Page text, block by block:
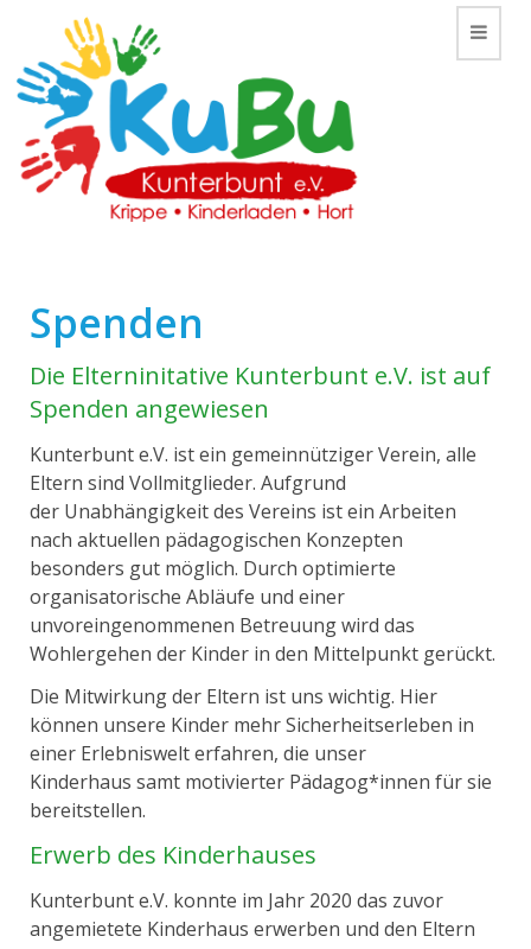
Spenden
Die Elterninitative Kunterbunt e.V. ist auf
Spenden angewiesen
Kunterbunt e.V. ist ein gemeinnütziger Verein, alle
Eltern sind Vollmitglieder. Aufgrund
der Unabhängigkeit des Vereins ist ein Arbeiten
nach aktuellen pädagogischen Konzepten
besonders gut möglich. Durch optimierte
organisatorische Abläufe und einer
unvoreingenommenen Betreuung wird das
Wohlergehen der Kinder in den Mittelpunkt gerückt.
Die Mitwirkung der Eltern ist uns wichtig. Hier
können unsere Kinder mehr Sicherheitserleben in
einer Erlebniswelt erfahren, die unser
Kinderhaus samt motivierter Pädagog*innen für sie
bereitstellen.
Erwerb des Kinderhauses
Kunterbunt e.V. konnte im Jahr 2020 das zuvor
angemietete Kinderhaus erwerben und den Eltern